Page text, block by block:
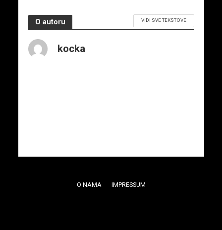
O autoru VIDI SVE TEKSTOVE
kocka
O NAMA IMPRESSUM